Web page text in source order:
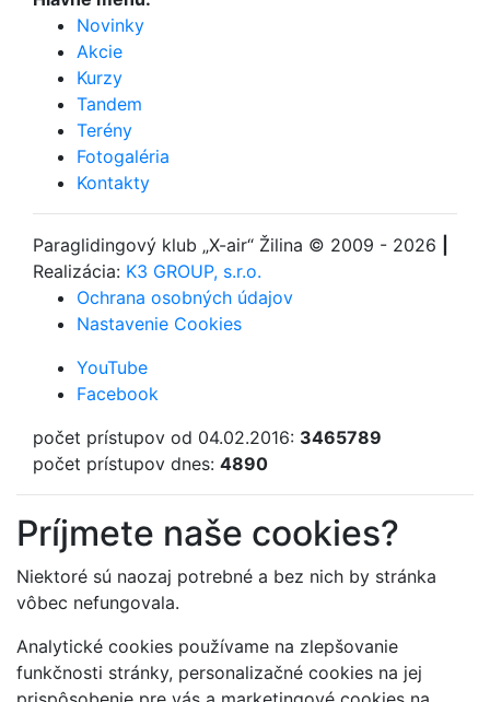
Novinky
Akcie
Kurzy
Tandem
Terény
Fotogaléria
Kontakty
Paraglidingový klub „X-air“ Žilina © 2009 - 2026
Realizácia: K3 GROUP, s.r.o.
Ochrana osobných údajov
Nastavenie Cookies
YouTube
Facebook
počet prístupov od 04.02.2016: 3465789
počet prístupov dnes: 4890
Príjmete naše cookies?
Niektoré sú naozaj potrebné a bez nich by stránka
vôbec nefungovala.
Analytické cookies používame na zlepšovanie
funkčnosti stránky, personalizačné cookies na jej